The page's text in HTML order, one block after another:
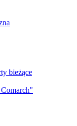
bieżące